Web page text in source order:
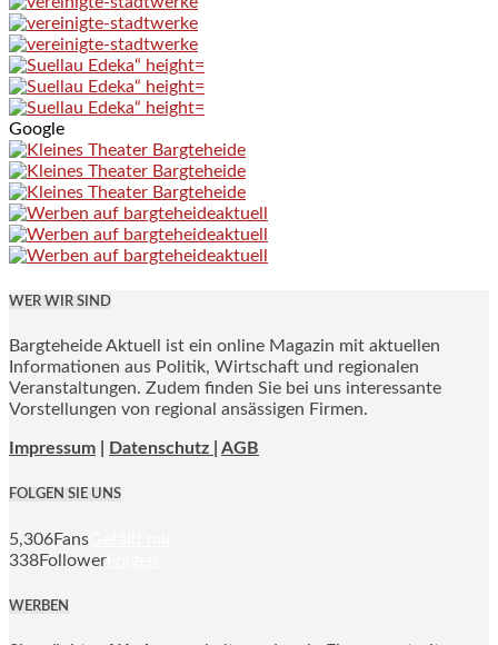
Google
WER WIR SIND
Bargteheide Aktuell ist ein online Magazin mit aktuellen
Informationen aus Politik, Wirtschaft und regionalen
Veranstaltungen. Zudem finden Sie bei uns interessante
Vorstellungen von regional ansässigen Firmen.
Impressum Datenschutz | AGB
FOLGEN SIE UNS
5,306Fans
338Follower
WERBEN